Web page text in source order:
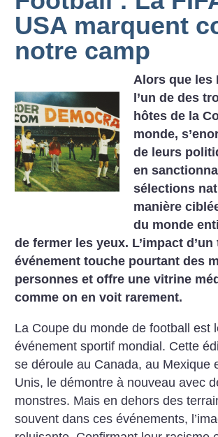
USA marquent
notre camp
Alors que les
l’un de des
hôtes de la
monde,
de leurs
en
sélections
manière
du monde
de fermer les yeux. L’impact d’un
événement touche pourtant des
personnes et offre une vitrine
comme on en voit rarement.
La Coupe du monde de football est
événement sportif mondial. Cette
se déroule au Canada, au Mexique
Unis, le démontre à nouveau avec
­monstres. Mais en dehors des
souvent dans ces événements,